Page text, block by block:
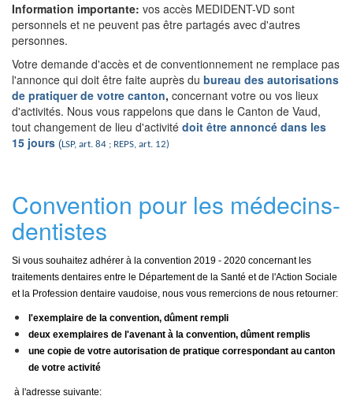
Information importante: vos accès MEDIDENT-VD sont
personnels et ne peuvent pas être partagés avec d'autres
personnes.
Votre demande d'accès et de conventionnement ne remplace pas
l'annonce qui doit être faite auprès du bureau des autorisations
de pratiquer de votre canton, concernant votre ou vos lieux
d'activités. Nous vous rappelons que dans le Canton de Vaud,
tout changement de lieu d'activité doit être annoncé dans les
15 jours (LSP, art. 84 ; REPS, art. 12)
Convention pour les médecins-
dentistes
Si vous souhaitez adhérer à la convention 2019 - 2020 concernant les
traitements dentaires entre le Département de la Santé et de l'Action Sociale
et la Profession dentaire vaudoise, nous vous remercions de nous retourner:
l'exemplaire de la convention, dûment rempli
deux exemplaires de l'avenant à la convention, dûment remplis
une copie de votre autorisation de pratique correspondant au canton
de votre activité
à l'adresse suivante: